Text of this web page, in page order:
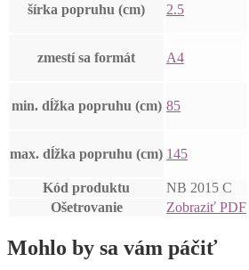
šírka popruhu (cm) 2.5
zmestí sa formát A4
min. dĺžka popruhu (cm) 85
max. dĺžka popruhu (cm) 145
Kód produktu
NB 2015 C
Ošetrovanie
Zobraziť PDF
Mohlo by sa vám páčiť